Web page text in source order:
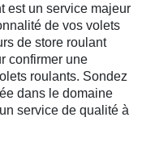
est un service majeur
de vos volets
de store roulant
confirmer une
roulants. Sondez
dans le domaine
service de qualité à